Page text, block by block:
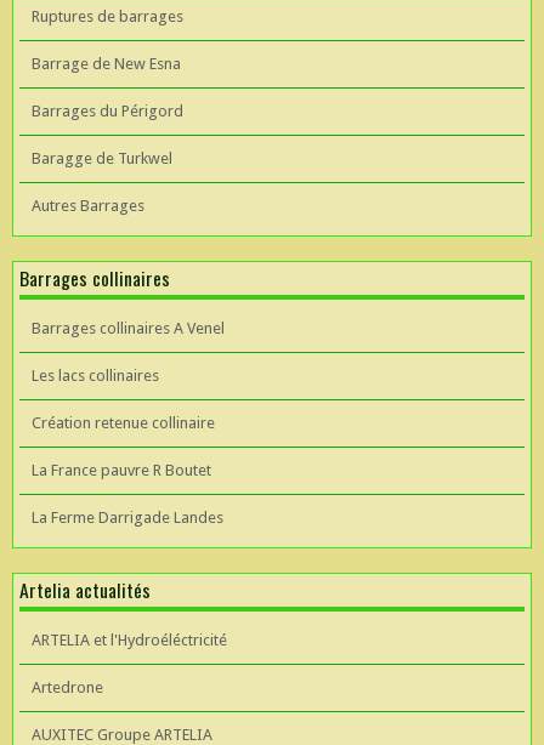
Ruptures de barrages
Barrage de New Esna
Barrages du Périgord
Baragge de Turkwel
Autres Barrages
Barrages collinaires
Barrages collinaires A Venel
Les lacs collinaires
Création retenue collinaire
La France pauvre R Boutet
La Ferme Darrigade Landes
Artelia actualités
ARTELIA et l'Hydroéléctricité
Artedrone
AUXITEC Groupe ARTELIA